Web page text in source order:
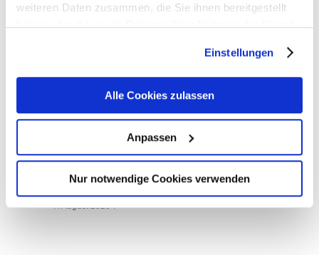
weiteren Daten zusammen, die Sie ihnen bereitgestellt
haben oder die sie im Rahmen Ihrer Nutzung der Dienste
Cookies, wenn Sie unsere Webseite weiterhin nutzen.
Einstellungen
Alle Cookies zulassen
Anpassen
Nur notwendige Cookies verwenden
Related posts
VPNs am Ende? 7 IT-Security-Fehler, die
Sie jetzt kennen müssen
7. August 2026